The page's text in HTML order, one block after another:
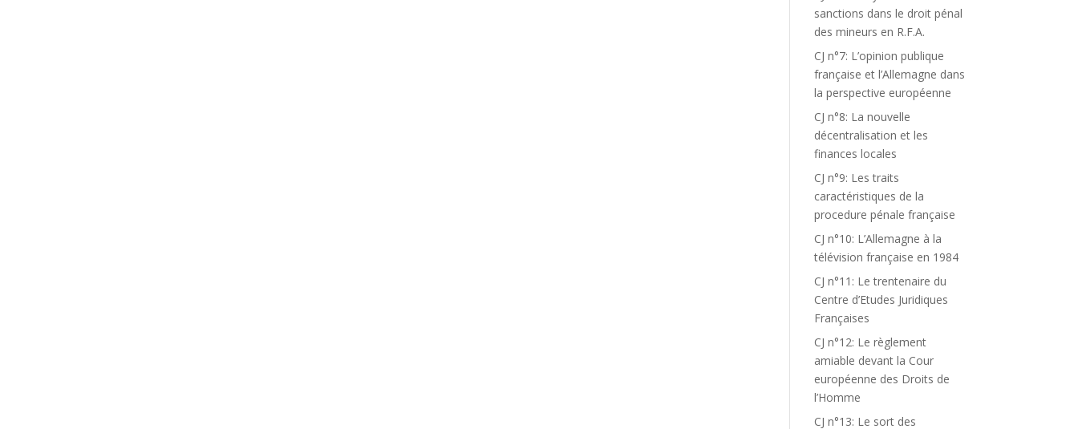
sanctions dans le droit pénal
des mineurs en R.F.A.
CJ n°7: L’opinion publique
française et l’Allemagne dans
la perspective européenne
CJ n°8: La nouvelle
décentralisation et les
finances locales
CJ n°9: Les traits
caractéristiques de la
procedure pénale française
CJ n°10: L’Allemagne à la
télévision française en 1984
CJ n°11: Le trentenaire du
Centre d’Etudes Juridiques
Françaises
CJ n°12: Le règlement
amiable devant la Cour
européenne des Droits de
l’Homme
CJ n°13: Le sort des